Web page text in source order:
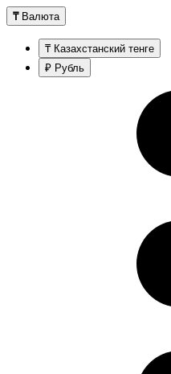
₸ Валюта
₸ Казахстанский тенге
₽ Рубль